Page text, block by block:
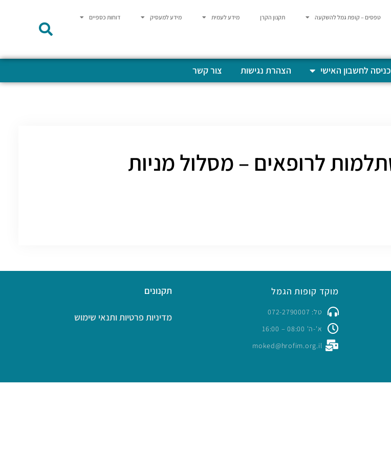
טפסים – קופת גמל להשקעה תקנון הקרן מידע לעמית מידע למעסיק דוחות כספיים
כניסה לחשבון האישי הצהרת נגישות צור קשר
מוקד קופות הגמל
טל: 072-2790007
א'-ה' 08:00 – 16:00
moked@hrofim.org.il
תקנונים
מדיניות פרטיות ותנאי שימוש